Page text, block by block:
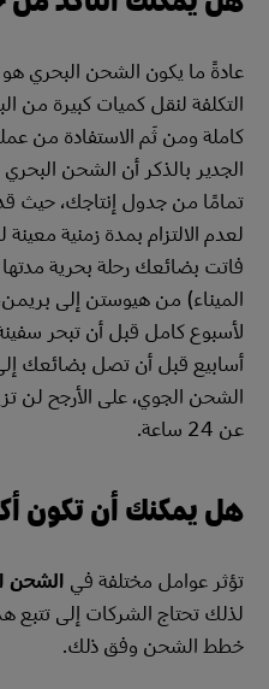
عادةً ما يكون الشحن البحري هو
التكلفة لنقل كميات كبيرة من
كاملة ومن ثَم الاستفادة من
الجدير بالذكر أن الشحن
تمامًا من جدول إنتاجك، حيث
لعدم الالتزام بمدة زمنية
الميناء) من هيوستن إلى
لأسبوع كامل قبل أن تبحر
أسابيع قبل أن تصل بضائعك
الشحن الجوي، على الأرجح لن
عن 24 ساعة.
هل يمكنك أن تكون
تؤثر عوامل مختلفة في الشحن
لذلك تحتاج الشركات إلى تتبع
خطط الشحن وفق ذلك.